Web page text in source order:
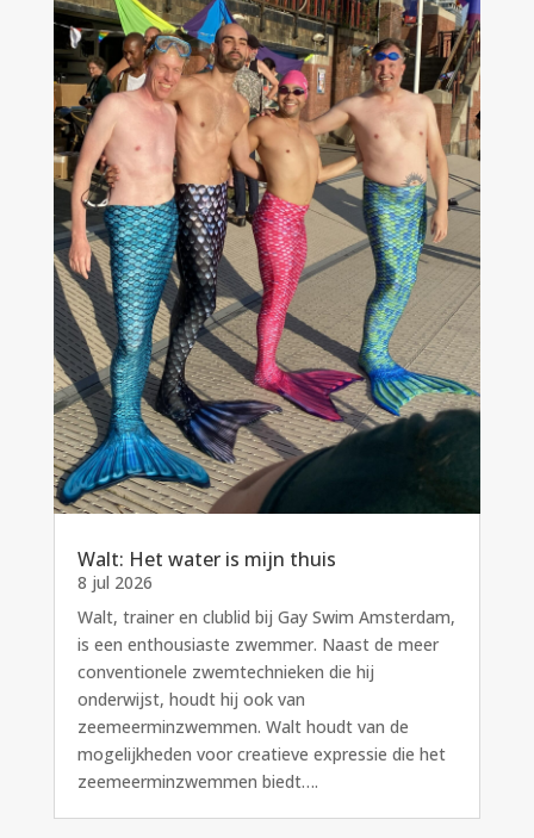
Walt: Het water is mijn thuis
8 jul 2026
Walt, trainer en clublid bij Gay Swim Amsterdam,
is een enthousiaste zwemmer. Naast de meer
conventionele zwemtechnieken die hij
onderwijst, houdt hij ook van
zeemeerminzwemmen. Walt houdt van de
mogelijkheden voor creatieve expressie die het
zeemeerminzwemmen biedt….